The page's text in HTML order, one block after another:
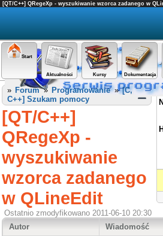
[QT/C++] QRegeXp - wyszukiwanie wzorca zadanego w
Start
Aktualności Kursy Dokumentacja
» Forum» Programowanie»[C,
C++] Szukam pomocy
[QT/C++]
QRegeXp -
wyszukiwanie
wzorca zadanego
w QLineEdit
Ostatnio zmodyfikowano 2011-06-10 20:30
Autor
Wiadomość